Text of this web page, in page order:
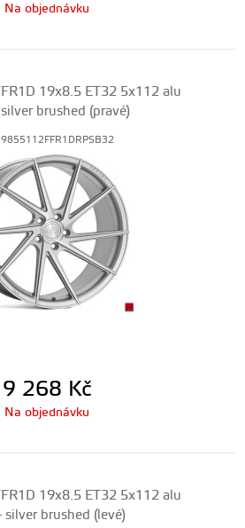
Na objednávku
19x8.5 ET32 5x112 alu
brushed (pravé)
9 268 Kč
Na objednávku
19x8.5 ET32 5x112 alu
silver brushed (levé)